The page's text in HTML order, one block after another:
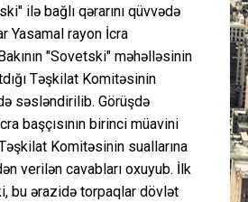
Peşə etikası
Əlaqə
ilə bağlı qərarını qüvvədə
Yasamal rayon İcra
"Sovetski" məhəlləsinin
Təşkilat Komitəsinin
səsləndirilib. Görüşdə
başçısının birinci müavini
Komitəsinin suallarına
verilən cavabları oxuyub. İlk
bu ərazidə torpaqlar dövlət